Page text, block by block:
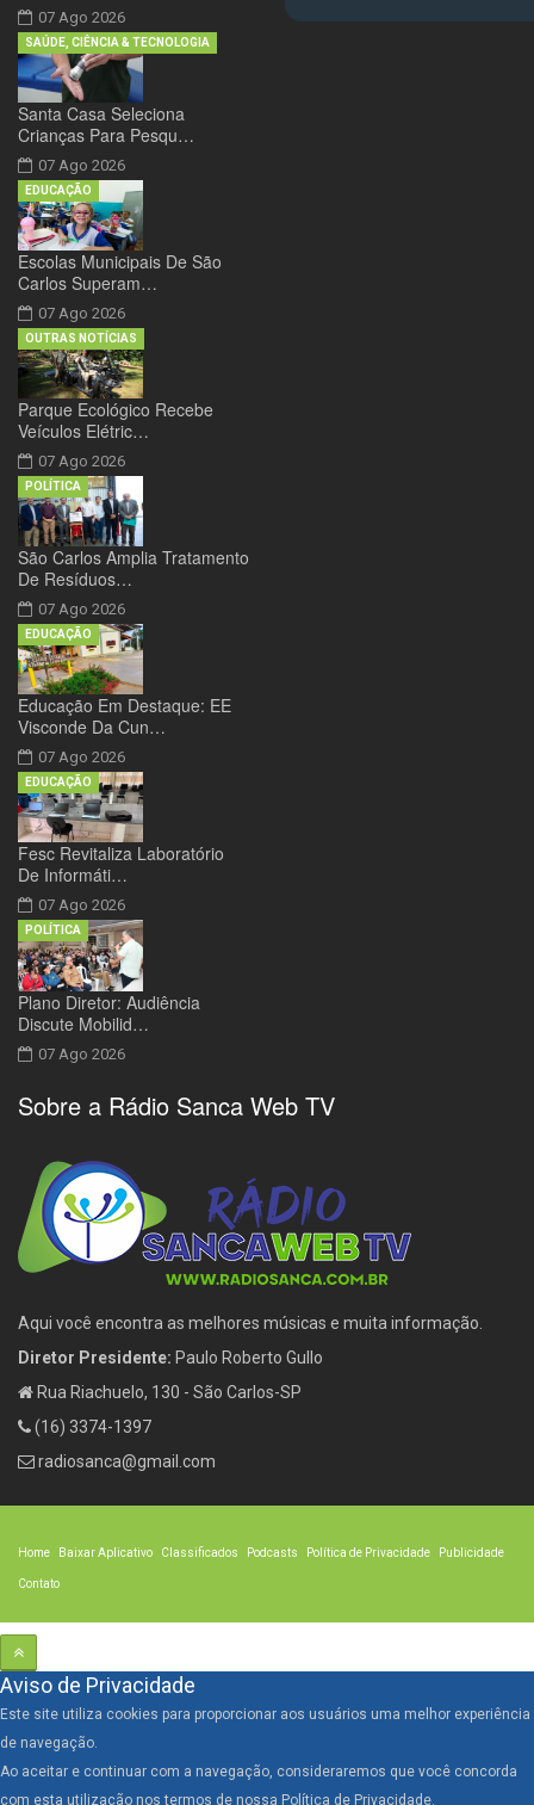
07 Ago 2026
Santa Casa Seleciona
Crianças Para Pesqu…
07 Ago 2026
SAÚDE, CIÊNCIA & TECNOLOGIA
Escolas Municipais De São
Carlos Superam…
07 Ago 2026
EDUCAÇÃO
Parque Ecológico Recebe
Veículos Elétric…
07 Ago 2026
OUTRAS NOTÍCIAS
São Carlos Amplia Tratamento
De Resíduos…
07 Ago 2026
POLÍTICA
Educação Em Destaque: EE
Visconde Da Cun…
07 Ago 2026
EDUCAÇÃO
Fesc Revitaliza Laboratório
De Informáti…
07 Ago 2026
EDUCAÇÃO
Plano Diretor: Audiência
Discute Mobilid…
07 Ago 2026
POLÍTICA
Sobre a Rádio Sanca Web TV
Aqui você encontra as melhores músicas e muita informação.
Diretor Presidente: Paulo Roberto Gullo
Rua Riachuelo, 130 - São Carlos-SP
(16) 3374-1397
radiosanca@gmail.com
Home Baixar Aplicativo Classificados Podcasts Política de Privacidade Publicidade
Contato
Aviso de Privacidade
Este site utiliza cookies para proporcionar aos usuários uma melhor experiência
de navegação.
Ao aceitar e continuar com a navegação, consideraremos que você concorda
com esta utilização nos termos de nossa Política de Privacidade.